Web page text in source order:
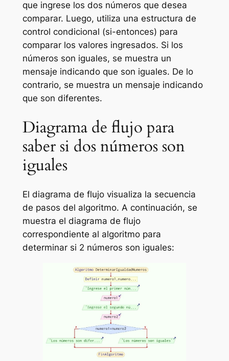
que ingrese los dos números que desea
comparar. Luego, utiliza una estructura de
control condicional (si-entonces) para
comparar los valores ingresados. Si los
números son iguales, se muestra un
mensaje indicando que son iguales. De lo
contrario, se muestra un mensaje indicando
que son diferentes.
Diagrama de flujo para
saber si dos números son
iguales
El diagrama de flujo visualiza la secuencia
de pasos del algoritmo. A continuación, se
muestra el diagrama de flujo
correspondiente al algoritmo para
determinar si 2 números son iguales: